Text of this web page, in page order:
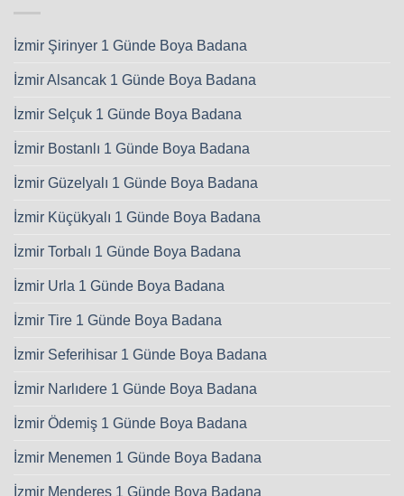
İzmir Şirinyer 1 Günde Boya Badana
İzmir Alsancak 1 Günde Boya Badana
İzmir Selçuk 1 Günde Boya Badana
İzmir Bostanlı 1 Günde Boya Badana
İzmir Güzelyalı 1 Günde Boya Badana
İzmir Küçükyalı 1 Günde Boya Badana
İzmir Torbalı 1 Günde Boya Badana
İzmir Urla 1 Günde Boya Badana
İzmir Tire 1 Günde Boya Badana
İzmir Seferihisar 1 Günde Boya Badana
İzmir Narlıdere 1 Günde Boya Badana
İzmir Ödemiş 1 Günde Boya Badana
İzmir Menemen 1 Günde Boya Badana
İzmir Menderes 1 Günde Boya Badana